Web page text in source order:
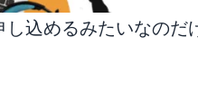
込めるみたいなのだ